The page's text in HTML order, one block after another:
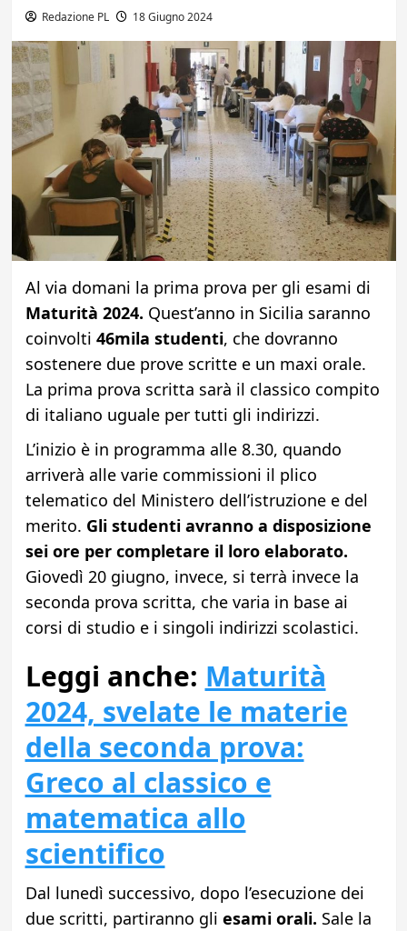
Redazione PL 18 Giugno 2024
Al via domani la prima prova per gli esami di
Maturità 2024. Quest’anno in Sicilia saranno
coinvolti 46mila studenti, che dovranno
sostenere due prove scritte e un maxi orale.
La prima prova scritta sarà il classico compito
di italiano uguale per tutti gli indirizzi.
L’inizio è in programma alle 8.30, quando
arriverà alle varie commissioni il plico
telematico del Ministero dell’istruzione e del
merito. Gli studenti avranno a disposizione
sei ore per completare il loro elaborato.
Giovedì 20 giugno, invece, si terrà invece la
seconda prova scritta, che varia in base ai
corsi di studio e i singoli indirizzi scolastici.
Leggi anche: Maturità
2024, svelate le materie
della seconda prova:
Greco al classico e
matematica allo
scientifico
Dal lunedì successivo, dopo l’esecuzione dei
due scritti, partiranno gli esami orali. Sale la